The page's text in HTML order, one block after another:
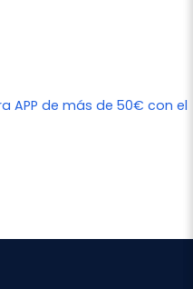
APP de más de 50€ con el